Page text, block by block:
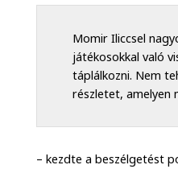
Momir Iliccsel
játékosokkal való
táplálkozni. Nem
részletet, amelyen
– kezdte a beszélgetést